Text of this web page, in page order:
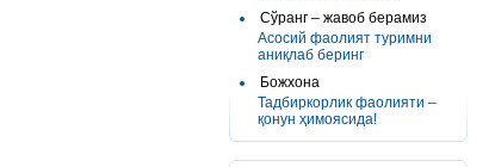
Сўранг – жавоб берамиз
Асосий фаолият туримни
аниқлаб беринг
Божхона
Тадбиркорлик фаолияти –
қонун ҳимоясида!